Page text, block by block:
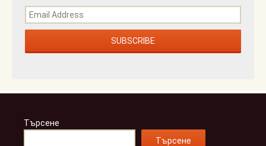
Търсене
Търсене